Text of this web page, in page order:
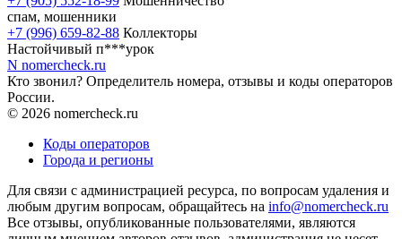
спам, мошенники
+7 (996) 659-82-88 Коллекторы
Настойчивый п***урок
N nomercheck.ru
Кто звонил? Определитель номера, отзывы и коды операторов
России.
© 2026 nomercheck.ru
Коды операторов
Города и регионы
Для связи с администрацией ресурса, по вопросам удаления и
любым другим вопросам, обращайтесь на info@nomercheck.ru
Все отзывы, опубликованные пользователями, являются